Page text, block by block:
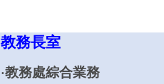
教務長室
‧教務處綜合業務